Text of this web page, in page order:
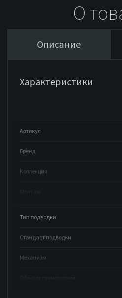
О
Описание
Характеристики
Артикул
Бренд
Коллекция
Тип подводки
Стандарт подводки
Механизм